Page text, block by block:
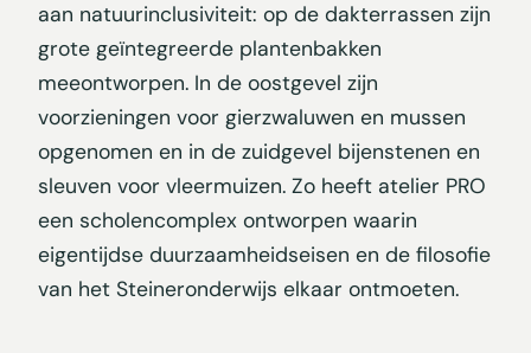
aan natuurinclusiviteit: op de dakterrassen zijn
grote geïntegreerde plantenbakken
meeontworpen. In de oostgevel zijn
voorzieningen voor gierzwaluwen en mussen
opgenomen en in de zuidgevel bijenstenen en
sleuven voor vleermuizen. Zo heeft atelier PRO
een scholencomplex ontworpen waarin
eigentijdse duurzaamheidseisen en de filosofie
van het Steineronderwijs elkaar ontmoeten.